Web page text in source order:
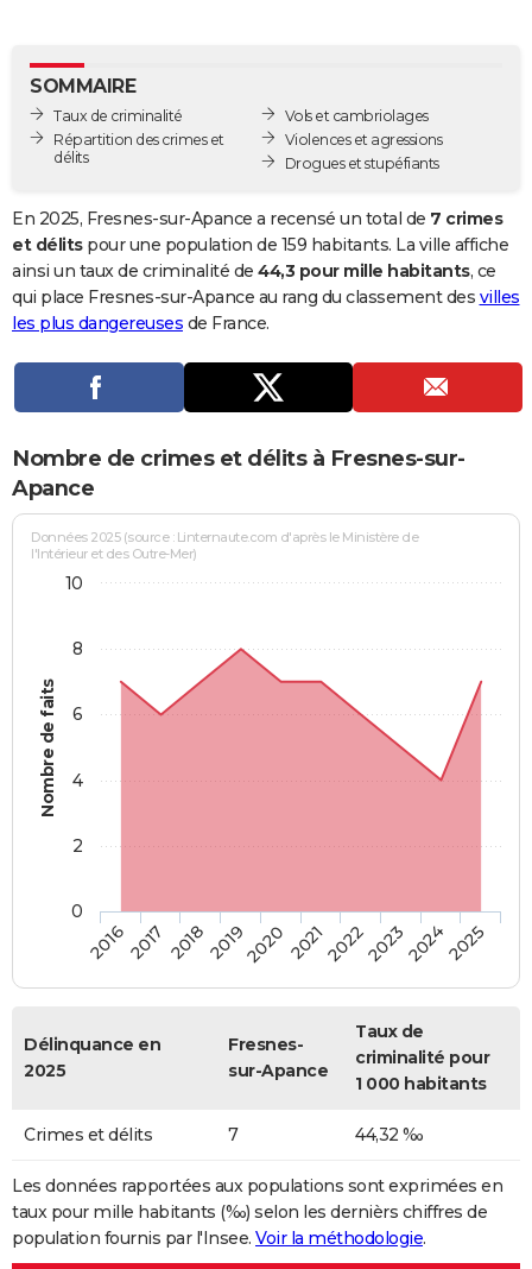
GUIDES D'ACHAT
BONS PLANS
Carte de Noël
Carte Bonne année
Carte Saint-Valentin
Carte Pâques
Carte d'anniversaire
DICTIONNAIRE
Dictionnaire
Biographies
Citations
Expressions
Proverbes
PROGRAMME TV
COPAINS D'AVANT
S'inscrire
Se connecter
Lycées
Collèges
Primaires
Universités
Entreprises
Service militaire
Avis de recherche
AVIS DE DÉCÈS
FORUM
Bricolage
Lifestyle
Culture
Sport
Auto
Television
Voyage
Cinema
SOMMAIRE
Taux de criminalité
Répartition des crimes et
délits
Vols et cambriolages
Violences et agressions
Drogues et stupéfiants
En 2025, Fresnes-sur-Apance a recensé un total de 7 crimes
et délitspour une population de 159 habitants. La ville affiche
ainsi un taux de criminalité de 44,3 pour mille habitants, ce
qui place Fresnes-sur-Apance au rang du classement des villes
les plus dangereuses de France.
Nombre de crimes et délits à Fresnes-sur-
Apance
Nombre de faits
Données 2025 (source : Linternaute.com d'après le Ministère de
l'Intérieur et des Outre-Mer)
20162017 20182019202020212022202320242025
0
2
4
6
8
10
Délinquance en
2025
Fresnes-
sur-Apance
Taux de
criminalité pour
1 000 habitants
Crimes et délits 7 44,32 ‰
Les données rapportées aux populations sont exprimées en
taux pour mille habitants (‰) selon les dernièrs chiffres de
population fournis par l'Insee. Voir la méthodologie.